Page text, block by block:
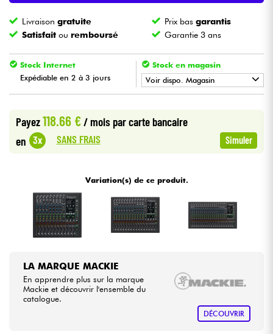
Violons & Quatuor
Câbles & Access.
Packs
Voir nos marques
Livraisongratuite Prix basgarantis
Satisfait ou remboursé Garantie 3 ans
Stock Internet
Expédiable en 2 à 3 jours
Stock en magasin
Voir dispo. Magasin
• BRUXELLES
• Star 'SMusic
• Star MusicPARIS
Payez118.66 €/ mois par carte bancaire
en 3x SANS FRAIS Simuler
Variation(s) de ce produit.
LA MARQUE MACKIE
En apprendre plus sur la marque
Mackie et découvrir l'ensemble du
catalogue.
DÉCOUVRIR